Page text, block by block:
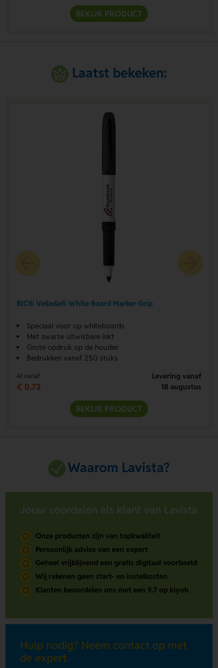
BEKIJK PRODUCT
Laatst bekeken:
BIC® Velleda® White Board Marker Grip
Speciaal voor op whiteboards
Met zwarte uitwisbare inkt
Grote opdruk op de houder
Bedrukken vanaf 250 stuks
Al vanaf
€ 0,73
Levering vanaf
18 augustus
BEKIJK PRODUCT
Waarom Lavista?
Jouw voordelen als klant van Lavista
Onze producten zijn van topkwaliteit
Persoonlijk advies van een expert
Geheel vrijblijvend een gratis digitaal voorbeeld
Wij rekenen geen start- en instelkosten
Klanten beoordelen ons met een 9.7 op kiyoh
Hulp nodig? Neem contact op met
de expert.